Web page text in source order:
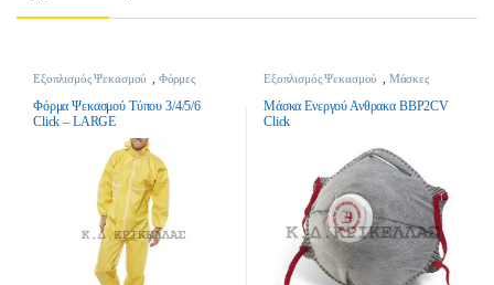
Εξοπλισμός Ψεκασμού
Φόρμες
Φόρμα Ψεκασμού Τύπου 3/4/5/6
Click – LARGE
Εξοπλισμός Ψεκασμού
Μάσκες
Μάσκα Ενεργού Ανθρακα BBP2CV
Click